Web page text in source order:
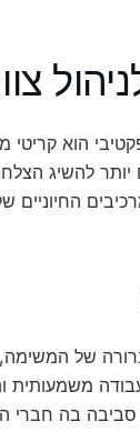
הוא
יותר להשיג
החיוניים
של המשימה,
משמעותית
בה חברי